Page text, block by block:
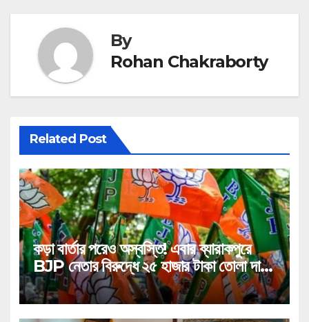
By
Rohan Chakraborty
Related Post
কড়া বার্তার পরেও অস্বস্তি! এবার ব্যারাকপুরে
BJP নেতার বিরুদ্ধে ২৫ হাজার টাকা তোলা দাবির
গুরুতর অভিযোগ, ভাইরাল অডিও!